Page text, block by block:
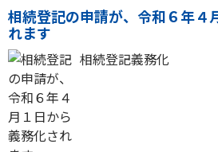
相続登記の申請が、令和６年４
れます
相続登記義務化